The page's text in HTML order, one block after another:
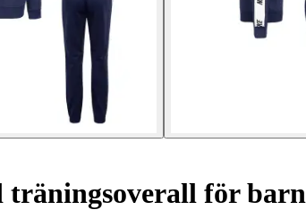
träningsoverall för barn